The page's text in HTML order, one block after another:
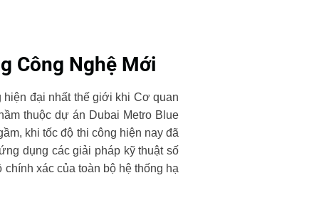
Công Nghệ Mới
hiện đại nhất thế giới khi Cơ quan
thuộc dự án Dubai Metro Blue
khi tốc độ thi công hiện nay đã
dụng các giải pháp kỹ thuật số
xác của toàn bộ hệ thống hạ